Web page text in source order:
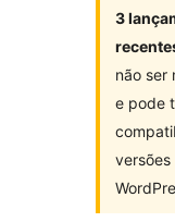
3
não ser
e pode